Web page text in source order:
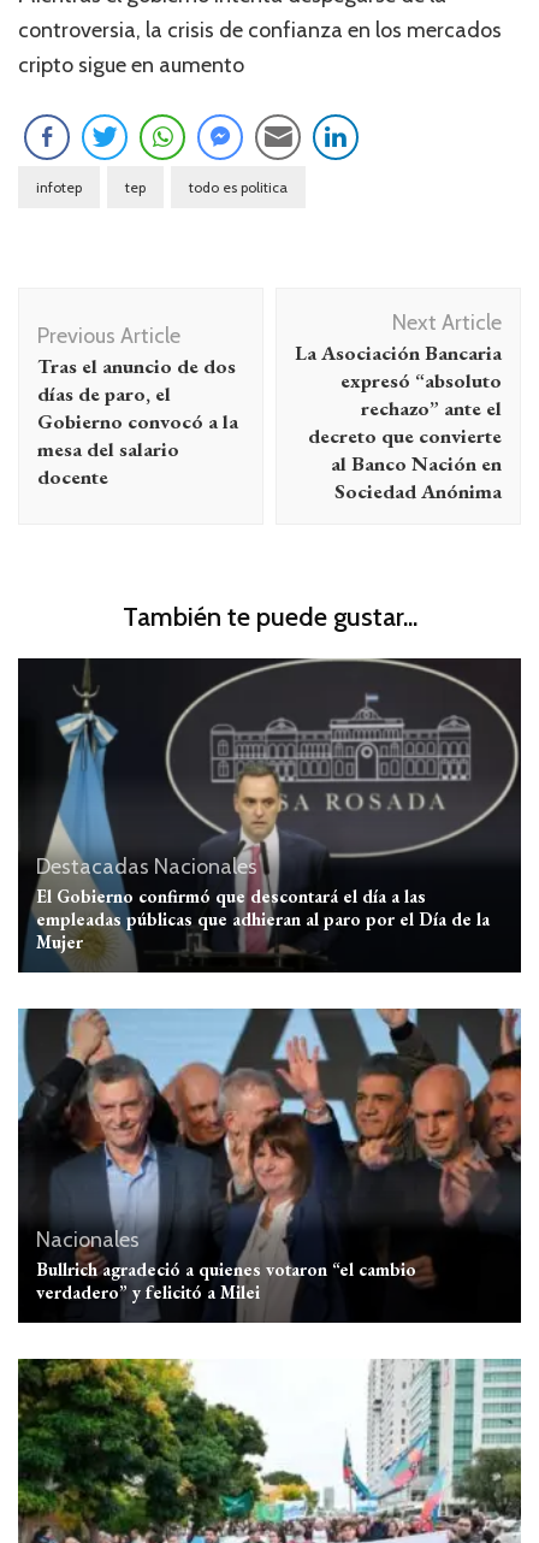
controversia, la crisis de confianza en los mercados
cripto sigue en aumento
infotep tep todo es politica
de
entradas
Previous Article
Tras el anuncio de dos
días de paro, el
Gobierno convocó a la
mesa del salario
docente
Next Article
La Asociación Bancaria
expresó “absoluto
rechazo” ante el
decreto que convierte
al Banco Nación en
Sociedad Anónima
También te puede gustar...
Destacadas Nacionales
El Gobierno confirmó que descontará el día a las
empleadas públicas que adhieran al paro por el Día de la
Mujer
Nacionales
Bullrich agradeció a quienes votaron “el cambio
verdadero” y felicitó a Milei